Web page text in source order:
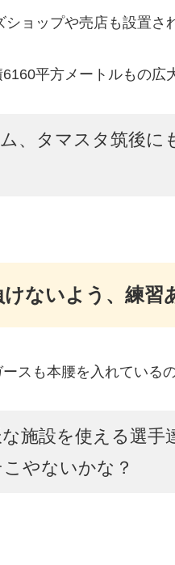
ョップや売店も設置さ
平方メートルもの広
、タマスタ筑後に
ないよう、練習
スも本腰を入れている
施設を使える選手
やないかな？